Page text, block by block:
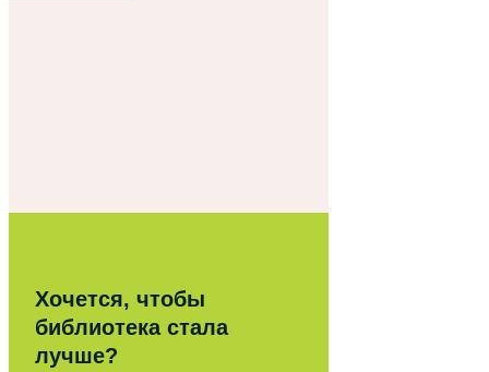
Хочется, чтобы
библиотека стала
лучше?